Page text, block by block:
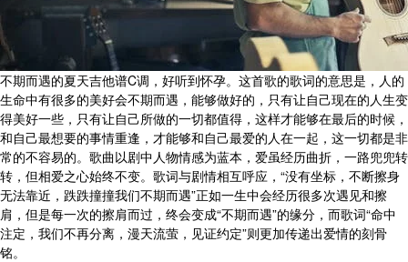
不期而遇的夏天吉他谱C调，好听到怀孕。这首歌的歌词的意思是，人的
生命中有很多的美好会不期而遇，能够做好的，只有让自己现在的人生变
得美好一些，只有让自己所做的一切都值得，这样才能够在最后的时候，
和自己最想要的事情重逢，才能够和自己最爱的人在一起，这一切都是非
常的不容易的。歌曲以剧中人物情感为蓝本，爱虽经历曲折，一路兜兜转
转，但相爱之心始终不变。歌词与剧情相互呼应，“没有坐标，不断擦身
无法靠近，跌跌撞撞我们不期而遇”正如一生中会经历很多次遇见和擦
肩，但是每一次的擦肩而过，终会变成“不期而遇”的缘分，而歌词“命中
注定，我们不再分离，漫天流萤，见证约定”则更加传递出爱情的刻骨
铭。